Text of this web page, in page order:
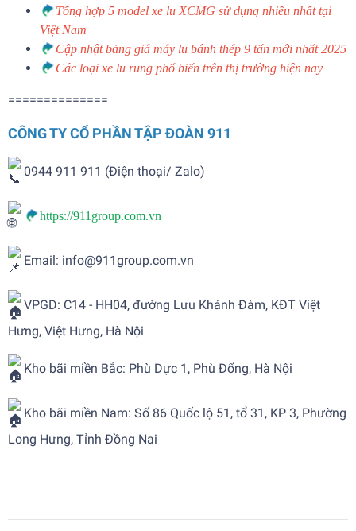
Tổng hợp 5 model xe lu XCMG sử dụng nhiều nhất tại
Việt Nam
Cập nhật bảng giá máy lu bánh thép 9 tấn mới nhất 2025
Các loại xe lu rung phổ biến trên thị trường hiện nay
==============
CÔNG TY CỔ PHẦN TẬP ĐOÀN 911
0944 911 911 (Điện thoại/ Zalo)
https://911group.com.vn
Email: info@911group.com.vn
VPGD: C14 - HH04, đường Lưu Khánh Đàm, KĐT Việt
Hưng, Việt Hưng, Hà Nội
Kho bãi miền Bắc: Phù Dực 1, Phù Đổng, Hà Nội
Kho bãi miền Nam: Số 86 Quốc lộ 51, tổ 31, KP 3, Phường
Long Hưng, Tỉnh Đồng Nai